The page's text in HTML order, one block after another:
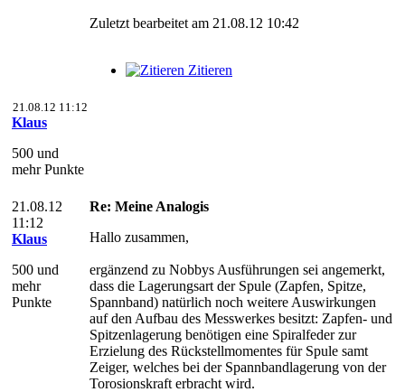
Zuletzt bearbeitet am 21.08.12 10:42
Zitieren
21.08.12 11:12
Klaus
500 und
mehr Punkte
21.08.12
11:12
Klaus
500 und
mehr
Punkte
Re: Meine Analogis
Hallo zusammen,
ergänzend zu Nobbys Ausführungen sei angemerkt,
dass die Lagerungsart der Spule (Zapfen, Spitze,
Spannband) natürlich noch weitere Auswirkungen
auf den Aufbau des Messwerkes besitzt: Zapfen- und
Spitzenlagerung benötigen eine Spiralfeder zur
Erzielung des Rückstellmomentes für Spule samt
Zeiger, welches bei der Spannbandlagerung von der
Torosionskraft erbracht wird.